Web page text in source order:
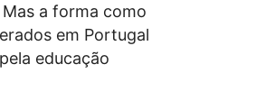
a forma como
em Portugal
educação